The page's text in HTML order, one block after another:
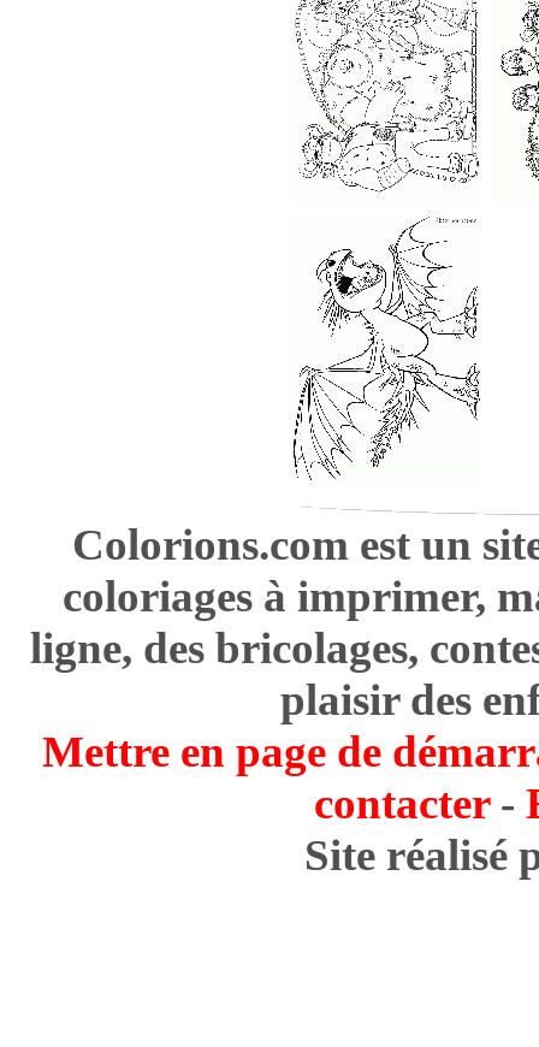
Colorions.com est un
coloriages à imprimer,
ligne, des bricolages,
plaisir des
Mettre en page de
contacter-
Site réalisé